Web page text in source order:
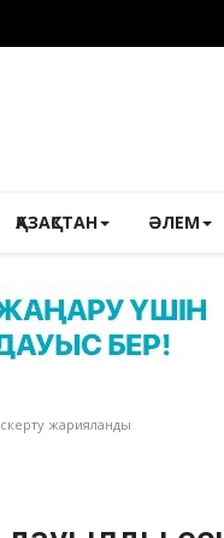
ҚАЗАҚСТАН ӘЛЕМ
жарияланды